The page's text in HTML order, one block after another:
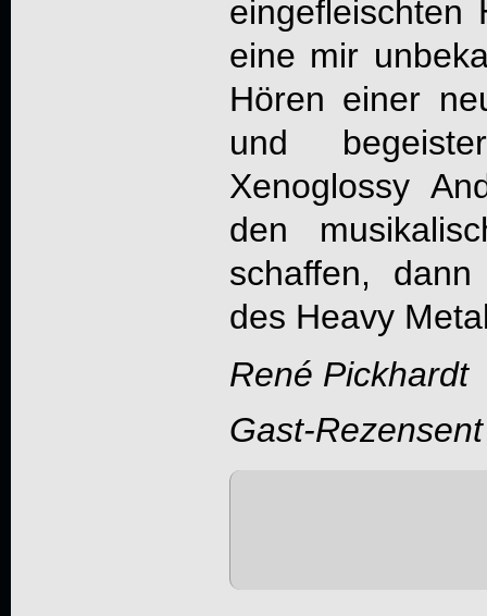
eingefleischten
eine mir
Hören einer
und
Xenoglossy
den
schaffen,
des Heavy
René Pickhardt
Gast-Rezensent